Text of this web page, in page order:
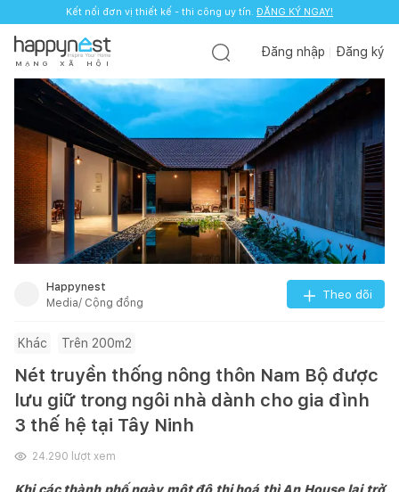
Kết nối đơn vị thiết kế - thi công uy tín. ĐĂNG KÝ NGAY!
M Ạ N G X Ã H Ộ I
Đăng nhập Đăng ký
Happynest
Media/ Cộng đồng
Theo dõi
Khác Trên 200m2
Nét truyền thống nông thôn Nam Bộ được
lưu giữ trong ngôi nhà dành cho gia đình
3 thế hệ tại Tây Ninh
24.290 lượt xem